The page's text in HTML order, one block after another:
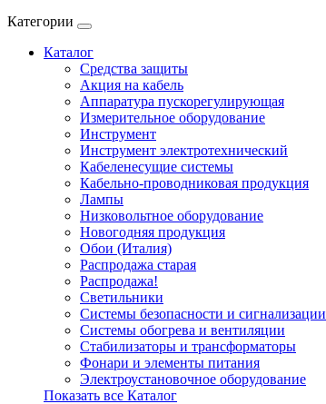
Категории
Каталог
Cредства защиты
Акция на кабель
Аппаратура пускорегулирующая
Измерительное оборудование
Инструмент
Инструмент электротехнический
Кабеленесущие системы
Кабельно-проводниковая продукция
Лампы
Низковольтное оборудование
Новогодняя продукция
Обои (Италия)
Распродажа старая
Распродажа!
Светильники
Системы безопасности и сигнализации
Системы обогрева и вентиляции
Стабилизаторы и трансформаторы
Фонари и элементы питания
Электроустановочное оборудование
Показать все Каталог